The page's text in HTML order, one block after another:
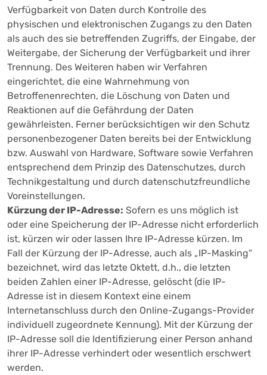
Verfügbarkeit von Daten durch Kontrolle des
physischen und elektronischen Zugangs zu den Daten
als auch des sie betreffenden Zugriffs, der Eingabe, der
Weitergabe, der Sicherung der Verfügbarkeit und ihrer
Trennung. Des Weiteren haben wir Verfahren
eingerichtet, die eine Wahrnehmung von
Betroffenenrechten, die Löschung von Daten und
Reaktionen auf die Gefährdung der Daten
gewährleisten. Ferner berücksichtigen wir den Schutz
personenbezogener Daten bereits bei der Entwicklung
bzw. Auswahl von Hardware, Software sowie Verfahren
entsprechend dem Prinzip des Datenschutzes, durch
Technikgestaltung und durch datenschutzfreundliche
Voreinstellungen.
Kürzung der IP-Adresse: Sofern es uns möglich ist
oder eine Speicherung der IP-Adresse nicht erforderlich
ist, kürzen wir oder lassen Ihre IP-Adresse kürzen. Im
Fall der Kürzung der IP-Adresse, auch als „IP-Masking“
bezeichnet, wird das letzte Oktett, d.h., die letzten
beiden Zahlen einer IP-Adresse, gelöscht (die IP-
Adresse ist in diesem Kontext eine einem
Internetanschluss durch den Online-Zugangs-Provider
individuell zugeordnete Kennung). Mit der Kürzung der
IP-Adresse soll die Identifizierung einer Person anhand
ihrer IP-Adresse verhindert oder wesentlich erschwert
werden.